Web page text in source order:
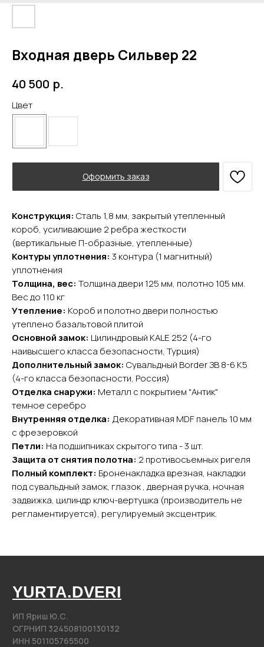
Входная дверь Сильвер 22
40 500 р.
Цвет
Оформить заказ
Конструкция: Сталь 1,8 мм, закрытый утепленный
короб, усиливающие 2 ребра жесткости
(вертикальные П-образные, утепленные)
Контуры уплотнения: 3 контура (1 магнитный)
уплотнения
Толщина, вес: Толщина двери 125 мм, полотно 105 мм.
Вес до 110 кг
Утепление: Короб и полотно двери полностью
утеплено базальтовой плитой
Основной замок: Цилиндровый KALE 252 (4-го
наивысшего класса безопасности, Турция)
Дополнительный замок: Сувальдный Border ЗВ 8-6 К5
(4-го класса безопасности, Россия)
Отделка снаружи: Металл с покрытием "Антик"
темное серебро
Внутренняя отделка: Декоративная MDF панель 10 мм
с фрезеровкой
Петли: На подшипниках скрытого типа - 3 шт.
Защита от снятия полотна: 2 противосъемных ригеля
Полный комплект: Броненакладка врезная, накладки
под сувальдный замок, глазок , дверная ручка, ночная
задвижка, цилиндр ключ-вертушка (производитель не
регламентируется), регулируемый эксцентрик.
YURTA.DVERI
Контакты
О компании
Доставка и оплата
Акции
Фурнитура
Арки
Межкомнатные двери
Входные двери
Главная
Контакты
Каталог
Покупателям
@2020−2025. Все права защищены.
ИП Яриш Ю.С.
ОГРНИП 324508100130132
ИНН 501105765500